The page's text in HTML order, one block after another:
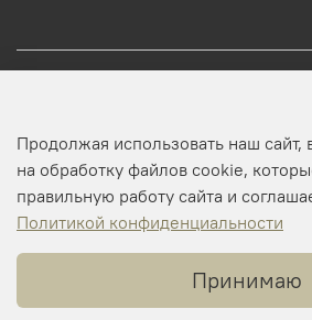
Оптовикам
Профиль
Продолжая использовать наш сайт,
на обработку файлов cookie,
правильную работу сайта и
Политикой конфиденциальности
Принимаю